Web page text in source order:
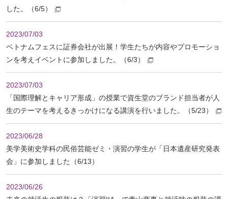
した。（6/5）
2023/07/03
ベトナムフェスに証券会社が出展！学生たちが内容やプロモーショ
ンを考えイベントに参加しました。（6/3）
2023/07/03
「国際理解とキャリア形成」の授業で資生堂のブランド担当者が人
生のテーマを考えるきっかけになる講演を行いました。（5/23）
2023/06/28
美学美術史学科の民俗芸能ゼミ・演習の学生が「日本遺産研究発表
会」に参加しました（6/13）
2023/06/26